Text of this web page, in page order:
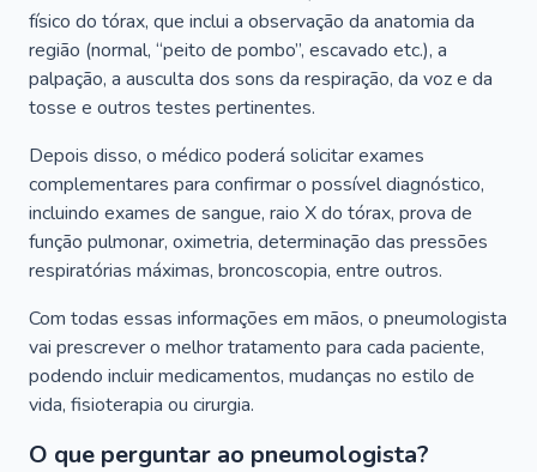
físico do tórax, que inclui a observação da anatomia da
região (normal, “peito de pombo”, escavado etc.), a
palpação, a ausculta dos sons da respiração, da voz e da
tosse e outros testes pertinentes.
Depois disso, o médico poderá solicitar exames
complementares para confirmar o possível diagnóstico,
incluindo exames de sangue, raio X do tórax, prova de
função pulmonar, oximetria, determinação das pressões
respiratórias máximas, broncoscopia, entre outros.
Com todas essas informações em mãos, o pneumologista
vai prescrever o melhor tratamento para cada paciente,
podendo incluir medicamentos, mudanças no estilo de
vida, fisioterapia ou cirurgia.
O que perguntar ao pneumologista?